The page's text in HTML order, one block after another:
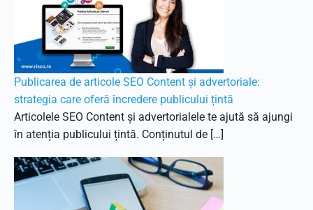
Publicarea de articole SEO Content și advertoriale:
strategia care oferă încredere publicului țintă
Articolele SEO Content și advertorialele te ajută să ajungi
în atenția publicului țintă. Conținutul de […]